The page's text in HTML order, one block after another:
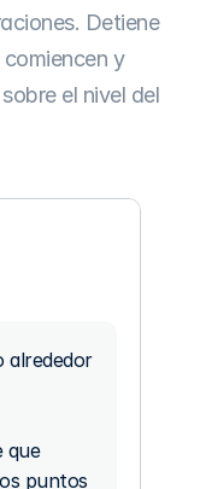
Detiene
y
el nivel del
alrededor
que
puntos